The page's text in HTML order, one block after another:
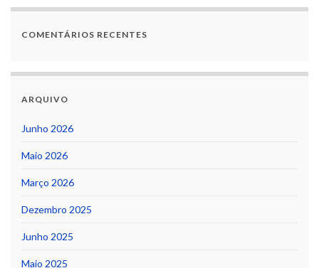
COMENTÁRIOS RECENTES
ARQUIVO
Junho 2026
Maio 2026
Março 2026
Dezembro 2025
Junho 2025
Maio 2025